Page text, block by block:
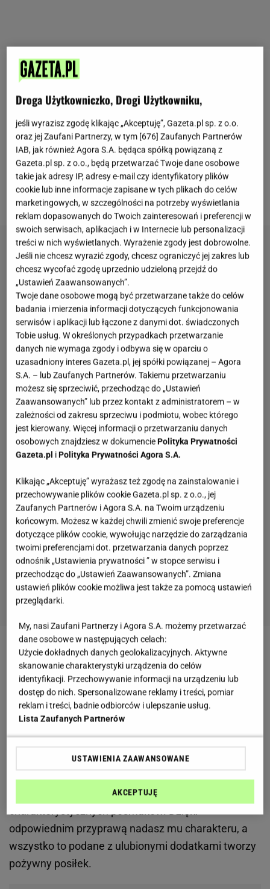
Jeśli zastanawiasz się, co możesz zrobić na
to już możesz przestać to robić. Znalazłam sposób
na posiłek, który jest bardzo prosty w
przygotowaniu, a do tego nie trzeba wydawać na
niego majątku. Głównym składnikiem jest filet z
kurczaka, a także świeży por. Takie połączenie może
nie być dla ciebie znane, ale uwierz mi, że nie ma nic
smaczniejszego.
Zobacz wideoButter chicken - klasyk kuchni
indyjskiej [PRZEPIS]
Pewnie zastanawiasz się, co w tym przepisie robi
por. Jest on głównym składnikiem sosu, którym
polewa się soczystego i wysmażonego kurczaka.
Sos jest tak delikatny, że idealnie komponuje się z
kruchością mięsa. Jednak od razu chcę zaznaczyć,
że jego delikatność nie sprawia, że zarazem nie ma
charakterystycznych posmaków. Dzięki
odpowiednim przyprawą nadasz mu charakteru, a
wszystko to podane z ulubionymi dodatkami tworzy
pożywny posiłek.
Droga Użytkowniczko, Drogi Użytkowniku,
jeśli wyrazisz zgodę klikając „Akceptuję”, Gazeta.pl sp. z o.o.
oraz jej Zaufani Partnerzy, w tym [676] Zaufanych Partnerów
IAB, jak również Agora S.A. będąca spółką powiązaną z
Gazeta.pl sp. z o.o., będą przetwarzać Twoje dane osobowe
takie jak adresy IP, adresy e-mail czy identyfikatory plików
cookie lub inne informacje zapisane w tych plikach do celów
marketingowych, w szczególności na potrzeby wyświetlania
reklam dopasowanych do Twoich zainteresowań i preferencji w
swoich serwisach, aplikacjach i w Internecie lub personalizacji
treści w nich wyświetlanych. Wyrażenie zgody jest dobrowolne.
Jeśli nie chcesz wyrazić zgody, chcesz ograniczyć jej zakres lub
chcesz wycofać zgodę uprzednio udzieloną przejdź do
„Ustawień Zaawansowanych”.
Twoje dane osobowe mogą być przetwarzane także do celów
badania i mierzenia informacji dotyczących funkcjonowania
serwisów i aplikacji lub łączone z danymi dot. świadczonych
Tobie usług. W określonych przypadkach przetwarzanie
danych nie wymaga zgody i odbywa się w oparciu o
uzasadniony interes Gazeta.pl, jej spółki powiązanej – Agora
S.A. – lub Zaufanych Partnerów. Takiemu przetwarzaniu
możesz się sprzeciwić, przechodząc do „Ustawień
Zaawansowanych” lub przez kontakt z administratorem – w
zależności od zakresu sprzeciwu i podmiotu, wobec którego
jest kierowany. Więcej informacji o przetwarzaniu danych
osobowych znajdziesz w dokumencie Polityka Prywatności
Gazeta.pl i Polityka Prywatności Agora S.A.
Klikając „Akceptuję” wyrażasz też zgodę na zainstalowanie i
przechowywanie plików cookie Gazeta.pl sp. z o.o., jej
Zaufanych Partnerów i Agora S.A. na Twoim urządzeniu
końcowym. Możesz w każdej chwili zmienić swoje preferencje
dotyczące plików cookie, wywołując narzędzie do zarządzania
twoimi preferencjami dot. przetwarzania danych poprzez
odnośnik „Ustawienia prywatności ” w stopce serwisu i
przechodząc do „Ustawień Zaawansowanych”. Zmiana
ustawień plików cookie możliwa jest także za pomocą ustawień
przeglądarki.
My, nasi Zaufani Partnerzy i Agora S.A. możemy przetwarzać
dane osobowe w następujących celach:
Użycie dokładnych danych geolokalizacyjnych. Aktywne
skanowanie charakterystyki urządzenia do celów
identyfikacji. Przechowywanie informacji na urządzeniu lub
dostęp do nich. Spersonalizowane reklamy i treści, pomiar
reklam i treści, badnie odbiorców i ulepszanie usług.
Lista Zaufanych Partnerów
USTAWIENIA ZAAWANSOWANE
AKCEPTUJĘ